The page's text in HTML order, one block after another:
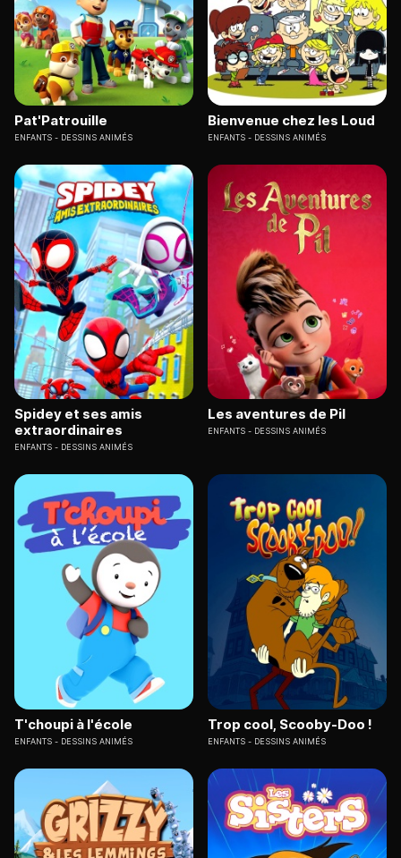
Pat'Patrouille
ENFANTS DESSINS ANIMÉS
Bienvenue chez les Loud
ENFANTS DESSINS ANIMÉS
Spidey et ses amis
extraordinaires
ENFANTS DESSINS ANIMÉS
Les aventures de Pil
ENFANTS DESSINS ANIMÉS
T'choupi à l'école
ENFANTS DESSINS ANIMÉS
Trop cool, Scooby-Doo !
ENFANTS DESSINS ANIMÉS